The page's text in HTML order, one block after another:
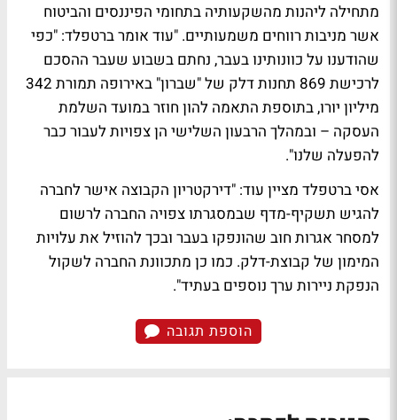
מתחילה ליהנות מהשקעותיה בתחומי הפיננסים והביטוח
אשר מניבות רווחים משמעותיים. "עוד אומר ברטפלד: "כפי
שהודענו על כוונותינו בעבר, נחתם בשבוע שעבר ההסכם
לרכישת 869 תחנות דלק של "שברון" באירופה תמורת 342
מיליון יורו, בתוספת התאמה להון חוזר במועד השלמת
העסקה – ובמהלך הרבעון השלישי הן צפויות לעבור כבר
להפעלה שלנו".
אסי ברטפלד מציין עוד: "דירקטריון הקבוצה אישר לחברה
להגיש תשקיף-מדף שבמסגרתו צפויה החברה לרשום
למסחר אגרות חוב שהונפקו בעבר ובכך להוזיל את עלויות
המימון של קבוצת-דלק. כמו כן מתכוונת החברה לשקול
הנפקת ניירות ערך נוספים בעתיד".
הוספת תגובה